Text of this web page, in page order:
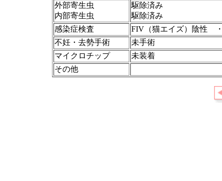
外部寄生虫
内部寄生虫
駆除済み
駆除済み
感染症検査
FIV（猫エイズ）陰性
不妊・去勢手術
未手術
マイクロチップ
未装着
その他